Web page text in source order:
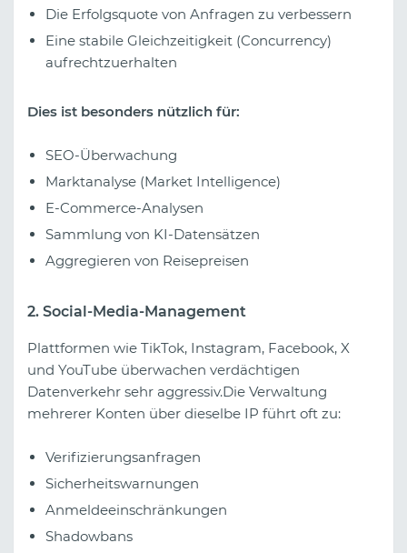
Die Erfolgsquote von Anfragen zu verbessern
Eine stabile Gleichzeitigkeit (Concurrency)
aufrechtzuerhalten
Dies ist besonders nützlich für:
SEO-Überwachung
Marktanalyse (Market Intelligence)
E-Commerce-Analysen
Sammlung von KI-Datensätzen
Aggregieren von Reisepreisen
2. Social-Media-Management
Plattformen wie TikTok, Instagram, Facebook, X
und YouTube überwachen verdächtigen
Datenverkehr sehr aggressiv.Die Verwaltung
mehrerer Konten über dieselbe IP führt oft zu:
Verifizierungsanfragen
Sicherheitswarnungen
Anmeldeeinschränkungen
Shadowbans